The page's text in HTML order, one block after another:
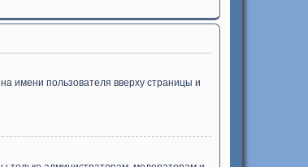
имени пользователя вверху страницы и